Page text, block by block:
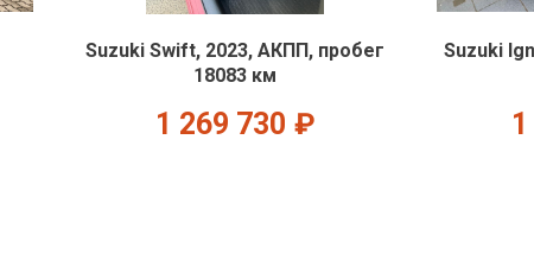
Suzuki Swift, 2023, АКПП, пробег
18083 км
1 269 730 ₽
Suzuki